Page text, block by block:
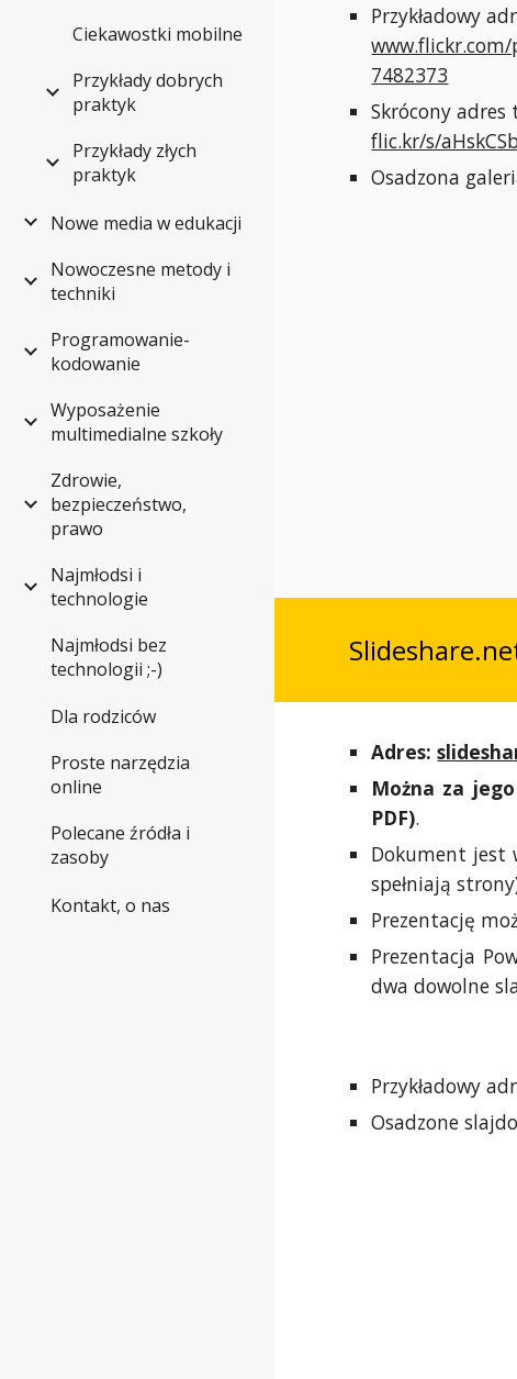
Ciekawostki mobilne
Przykłady dobrych
praktyk
Przykłady złych
praktyk
Nowe media w edukacji
Nowoczesne metody i
techniki
Programowanie-
kodowanie
Wyposażenie
multimedialne szkoły
Zdrowie,
bezpieczeństwo,
prawo
Najmłodsi i
technologie
Najmłodsi bez
technologii ;-)
Dla rodziców
Proste narzędzia
online
Polecane źródła i
zasoby
Kontakt, o nas
Przykładowy
7482373
Skrócony adres
flic.kr/s/
Osadzona
Adres:
Można za
PDF).
Dokument jest
spełniają
Prezentację
Prezentacja
dwa dowolne
Przykładowy
Osadzone